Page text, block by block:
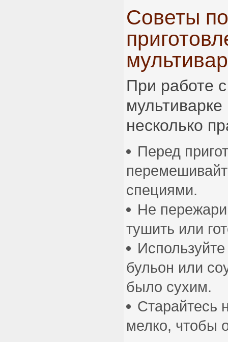
Советы по
При работе
несколько
Перед
специями.
Не
тушить или
бульон или
было сухим.
Старайтесь
мелко, чтобы